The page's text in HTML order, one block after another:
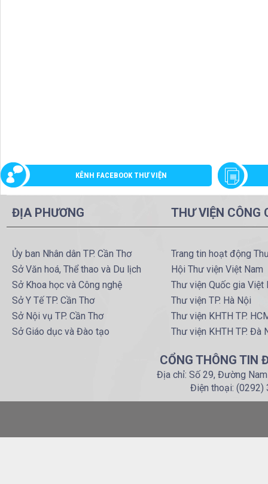
KÊNH FACEBOOK THƯ VIỆN
ĐỊA PHƯƠNG
Ủy ban Nhân dân TP. Cần Thơ
Sở Văn hoá, Thể thao và Du lịch
Sở Khoa học và Công nghệ
Sở Y Tế TP. Cần Thơ
Sở Nội vụ TP. Cần Thơ
Sở Giáo dục và Đào tạo
THƯ VIỆN CÔNG
Trang tin hoạt động
Hội Thư viện Việt Nam
Thư viện Quốc gia Việt
Thư viện TP. Hà Nội
Thư viện KHTH TP.
Thư viện KHTH TP. Đà
CỔNG THÔNG TIN
Địa chỉ: Số 29, Đường
Điện thoại: (0292)